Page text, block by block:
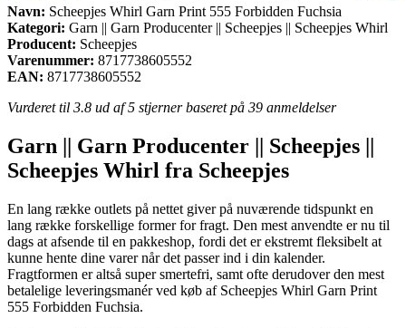
Navn: Scheepjes Whirl Garn Print 555 Forbidden Fuchsia
Kategori: Garn || Garn Producenter || Scheepjes || Scheepjes Whirl
Producent: Scheepjes
Varenummer: 8717738605552
EAN: 8717738605552
Vurderet til 3.8 ud af 5 stjerner baseret på 39 anmeldelser
Garn || Garn Producenter || Scheepjes ||
Scheepjes Whirl fra Scheepjes
En lang række outlets på nettet giver på nuværende tidspunkt en
lang række forskellige former for fragt. Den mest anvendte er nu til
dags at afsende til en pakkeshop, fordi det er ekstremt fleksibelt at
kunne hente dine varer når det passer ind i din kalender.
Fragtformen er altså super smertefri, samt ofte derudover den mest
betalelige leveringsmanér ved køb af Scheepjes Whirl Garn Print
555 Forbidden Fuchsia.